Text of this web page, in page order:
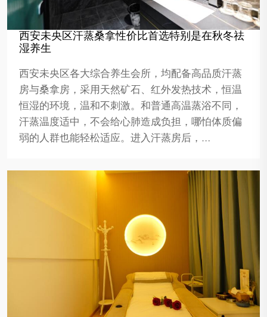
西安未央区汗蒸桑拿性价比首选特别是在秋冬祛
湿养生
西安未央区各大综合养生会所，均配备高品质汗蒸
房与桑拿房，采用天然矿石、红外发热技术，恒温
恒湿的环境，温和不刺激。和普通高温蒸浴不同，
汗蒸温度适中，不会给心肺造成负担，哪怕体质偏
弱的人群也能轻松适应。进入汗蒸房后，…